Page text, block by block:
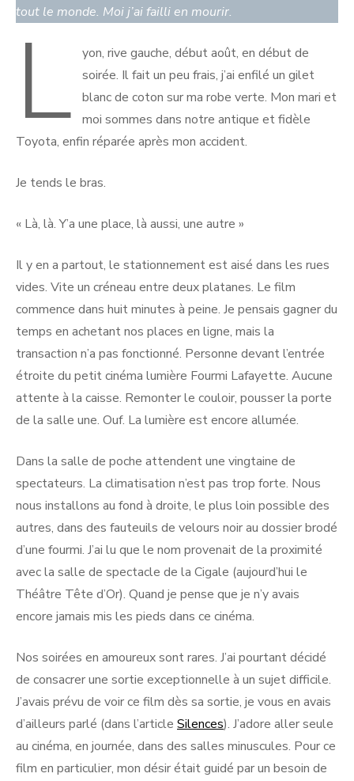
tout le monde. Moi j’ai failli en mourir.
L
yon, rive gauche, début août, en début de
soirée. Il fait un peu frais, j’ai enfilé un gilet
blanc de coton sur ma robe verte. Mon mari et
moi sommes dans notre antique et fidèle
Toyota, enfin réparée après mon accident.
Je tends le bras.
« Là, là. Y’a une place, là aussi, une autre »
Il y en a partout, le stationnement est aisé dans les rues
vides. Vite un créneau entre deux platanes. Le film
commence dans huit minutes à peine. Je pensais gagner du
temps en achetant nos places en ligne, mais la
transaction n’a pas fonctionné. Personne devant l’entrée
étroite du petit cinéma lumière Fourmi Lafayette. Aucune
attente à la caisse. Remonter le couloir, pousser la porte
de la salle une. Ouf. La lumière est encore allumée.
Dans la salle de poche attendent une vingtaine de
spectateurs. La climatisation n’est pas trop forte. Nous
nous installons au fond à droite, le plus loin possible des
autres, dans des fauteuils de velours noir au dossier brodé
d’une fourmi. J’ai lu que le nom provenait de la proximité
avec la salle de spectacle de la Cigale (aujourd’hui le
Théâtre Tête d’Or). Quand je pense que je n’y avais
encore jamais mis les pieds dans ce cinéma.
Nos soirées en amoureux sont rares. J’ai pourtant décidé
de consacrer une sortie exceptionnelle à un sujet difficile.
J’avais prévu de voir ce film dès sa sortie, je vous en avais
d’ailleurs parlé (dans l’article Silences). J’adore aller seule
au cinéma, en journée, dans des salles minuscules. Pour ce
film en particulier, mon désir était guidé par un besoin de